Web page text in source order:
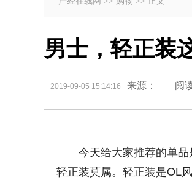
男士，轻正装
2019-09-05 15:14:16 来源： 阅
今天给大家推荐的单
轻正装莫属。轻正装是OL